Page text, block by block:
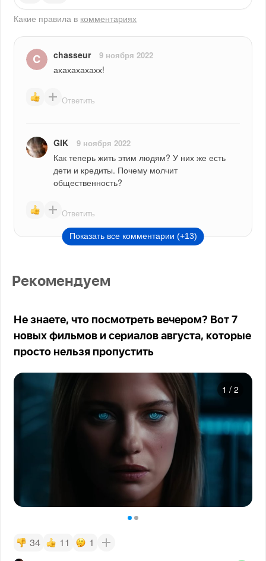
Какие правила в комментариях
chasseur 9 ноября 2022
ахахахахахх!
Ответить
GIK 9 ноября 2022
Как теперь жить этим людям? У них же есть
дети и кредиты. Почему молчит
общественность?
Ответить
Показать все комментарии (+13)
Рекомендуем
Не знаете, что посмотреть вечером? Вот 7
новых фильмов и сериалов августа, которые
просто нельзя пропустить
1 / 2
34 11 1